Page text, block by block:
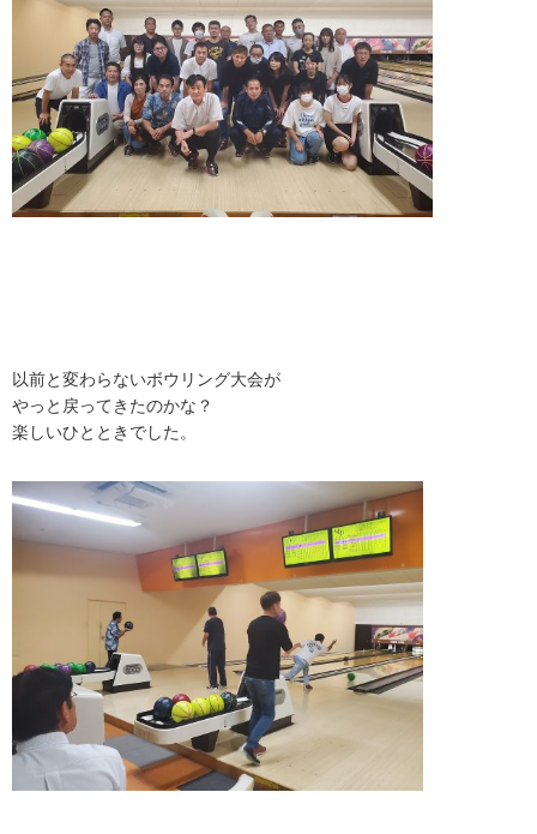
以前と変わらないボウリング大会が
やっと戻ってきたのかな？
楽しいひとときでした。